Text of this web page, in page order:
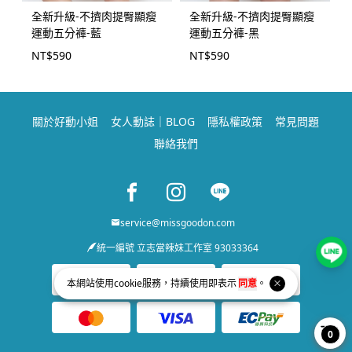
本網站使用cookie服務，持續使用即表示 同意 。
全新升級-不擠肉提臀顯瘦
運動五分褲-藍
NT$590
全新升級-不擠肉提臀顯瘦
運動五分褲-黑
NT$590
關於好動小姐 女人動誌｜BLOG 隱私權政策
常見問題
聯絡我們
Facebook pageInstagram page
Line page
service@missgoodon.com
統一編號 立志當辣妹工作室 93033364
0